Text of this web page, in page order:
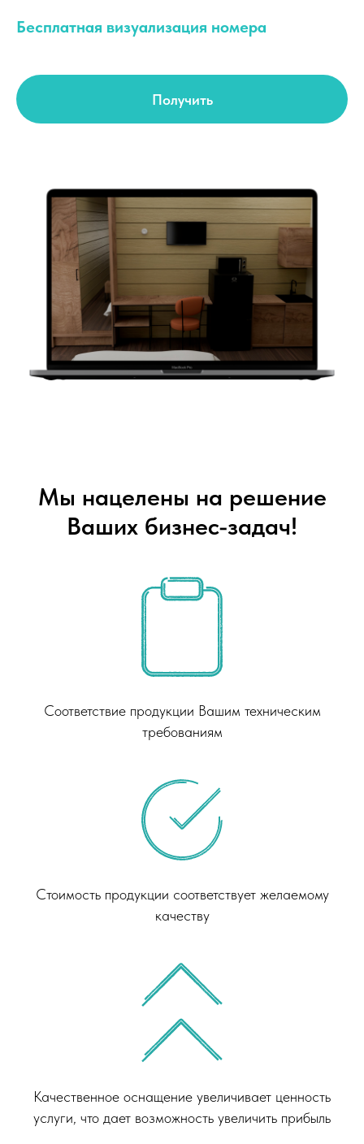
Бесплатная визуализация номера
Получить
Мы нацелены на решение
Ваших бизнес-задач!
Соответствие продукции Вашим техническим
требованиям
Стоимость продукции соответствует желаемому
качеству
Качественное оснащение увеличивает ценность
услуги, что дает возможность увеличить прибыль